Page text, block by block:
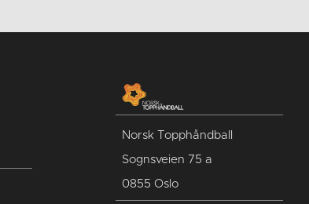
Norsk Topphåndball
Sognsveien 75 a
0855 Oslo